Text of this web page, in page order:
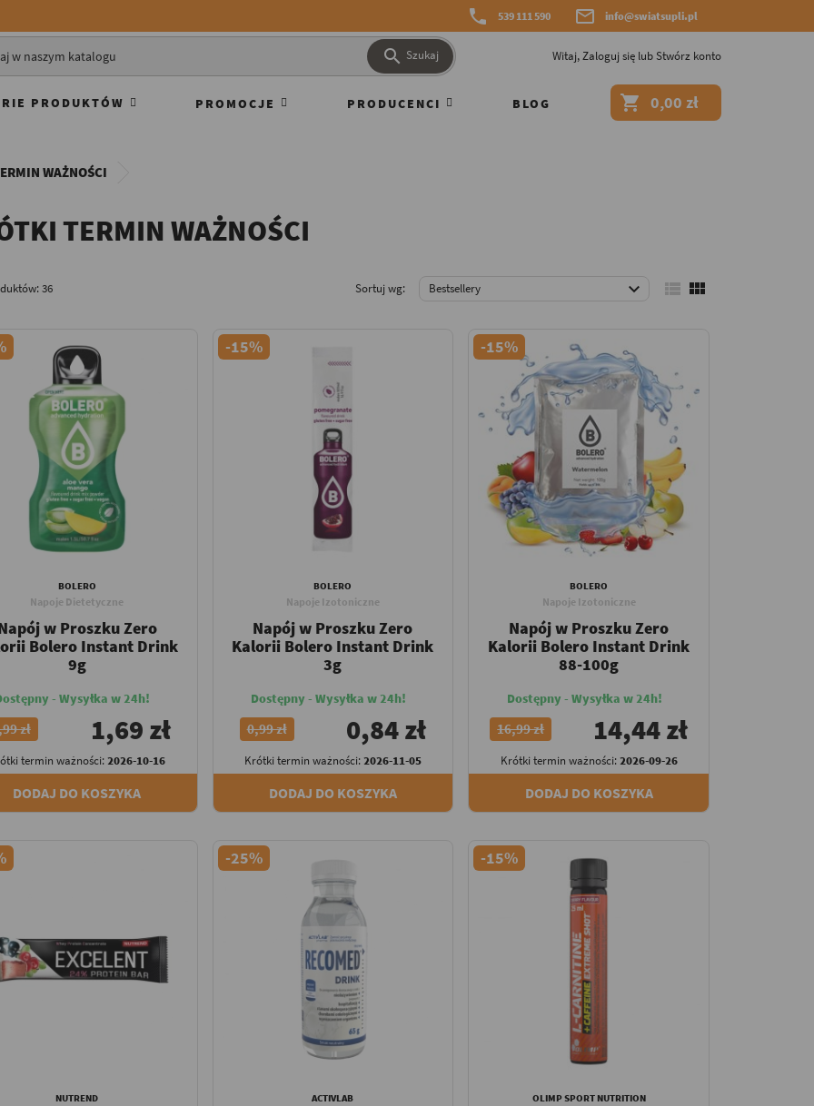
 539 111 590  info@swiatsupli.pl
 Szukaj Witaj,Zaloguj się lubStwórz konto
PRODUKTÓW PROMOCJE PRODUCENCI BLOG  0,00 zł
WAŻNOŚCI
TERMIN WAŻNOŚCI
36 Sortuj wg: Bestsellery   
BOLERO
Napoje Dietetyczne
w Proszku Zero
Bolero Instant Drink
9g
- Wysyłka w 24h!
zł 1,69 zł
termin ważności:2026-10-16
DODAJ DO KOSZYKA
-15%
BOLERO
Napoje Izotoniczne
Napój w Proszku Zero
Kalorii Bolero Instant Drink
3g
Dostępny - Wysyłka w 24h!
0,99 zł 0,84 zł
Krótki termin ważności:2026-11-05
DODAJ DO KOSZYKA
-15%
BOLERO
Napoje Izotoniczne
Napój w Proszku Zero
Kalorii Bolero Instant Drink
88-100g
Dostępny - Wysyłka w 24h!
16,99 zł 14,44 zł
Krótki termin ważności:2026-09-26
DODAJ DO KOSZYKA
NUTREND
-25%
ACTIVLAB
-15%
OLIMP SPORT NUTRITION